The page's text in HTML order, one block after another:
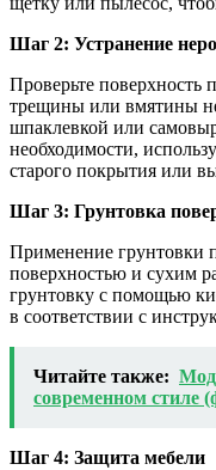
Шаг 2: Устранение
Проверьте поверхность
трещины или вмятины
шпаклевкой или
необходимости,
старого покрытия или
Шаг 3: Грунтовка
Применение грунтовки
поверхностью и сухим
грунтовку с помощью
в соответствии с
Читайте также:
современном стиле
Шаг 4: Защита мебели